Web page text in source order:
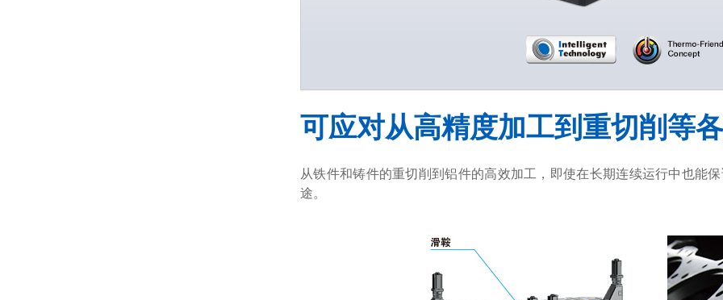
可应对从高精度加工到重切削等
从铁件和铸件的重切削到铝件的高效加工，即使在长期连续运行中也能
途。